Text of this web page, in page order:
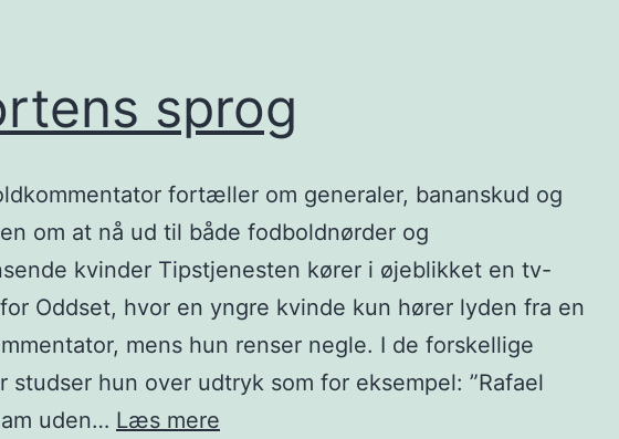
sprog
fortæller om generaler, bananskud og
om at nå ud til både fodboldnørder og
kvinder Tipstjenesten kører i øjeblikket en tv-
Oddset, hvor en yngre kvinde kun hører lyden fra en
mens hun renser negle. I de forskellige
studser hun over udtryk som for eksempel: ”Rafael
uden… Læs mere